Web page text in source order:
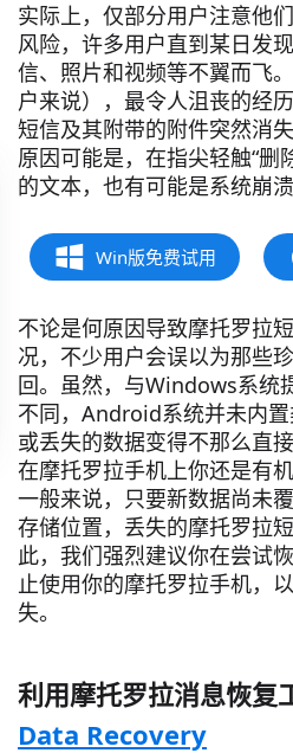
实际上，仅部分用户注意他
风险，许多用户直到某日发
信、照片和视频等不翼而飞
户来说），最令人沮丧的经
短信及其附带的附件突然消
原因可能是，在指尖轻触“删
的文本，也有可能是系统崩
Win版免费试用
不论是何原因导致摩托罗拉
况，不少用户会误以为那些
回。虽然，与Windows系统
不同，Android系统并未内
或丢失的数据变得不那么直
在摩托罗拉手机上你还是有
一般来说，只要新数据尚未
存储位置，丢失的摩托罗拉
此，我们强烈建议你在尝试
止使用你的摩托罗拉手机，
失。
利用摩托罗拉消息恢复
Data Recovery